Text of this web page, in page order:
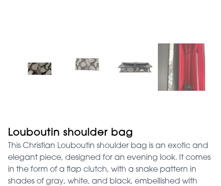
Louboutin shoulder bag
This Christian Louboutin shoulder bag is an exotic and
elegant piece, designed for an evening look. It comes
in the form of a flap clutch, with a snake pattern in
shades of gray, white, and black, embellished with